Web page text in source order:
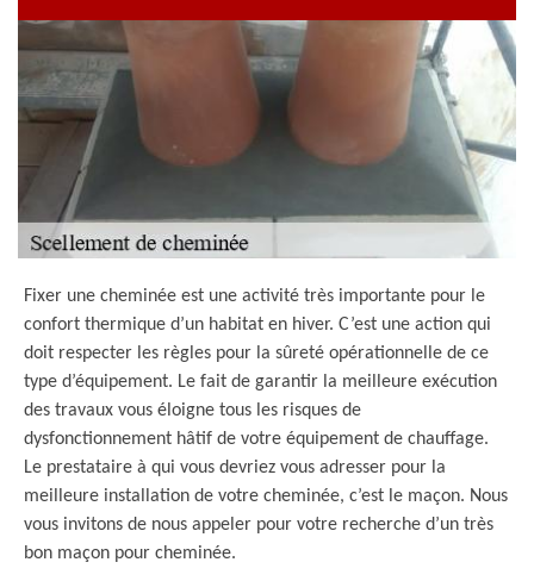
Fixer une cheminée est une activité très importante pour le
confort thermique d’un habitat en hiver. C’est une action qui
doit respecter les règles pour la sûreté opérationnelle de ce
type d’équipement. Le fait de garantir la meilleure exécution
des travaux vous éloigne tous les risques de
dysfonctionnement hâtif de votre équipement de chauffage.
Le prestataire à qui vous devriez vous adresser pour la
meilleure installation de votre cheminée, c’est le maçon. Nous
vous invitons de nous appeler pour votre recherche d’un très
bon maçon pour cheminée.